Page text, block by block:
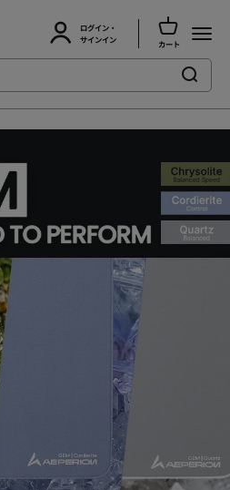
アカウントページに移動する
ログイン・
サインイン
カートを開
カート
メニ